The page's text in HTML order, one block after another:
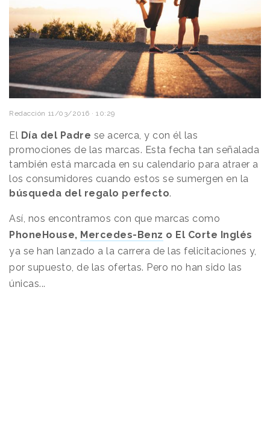
Redacción 11/03/2016 · 10:29
El Día del Padre se acerca, y con él las
promociones de las marcas. Esta fecha tan señalada
también está marcada en su calendario para atraer a
los consumidores cuando estos se sumergen en la
búsqueda del regalo perfecto.
Así, nos encontramos con que marcas como
PhoneHouse, Mercedes-Benz o El Corte Inglés
ya se han lanzado a la carrera de las felicitaciones y,
por supuesto, de las ofertas. Pero no han sido las
únicas...